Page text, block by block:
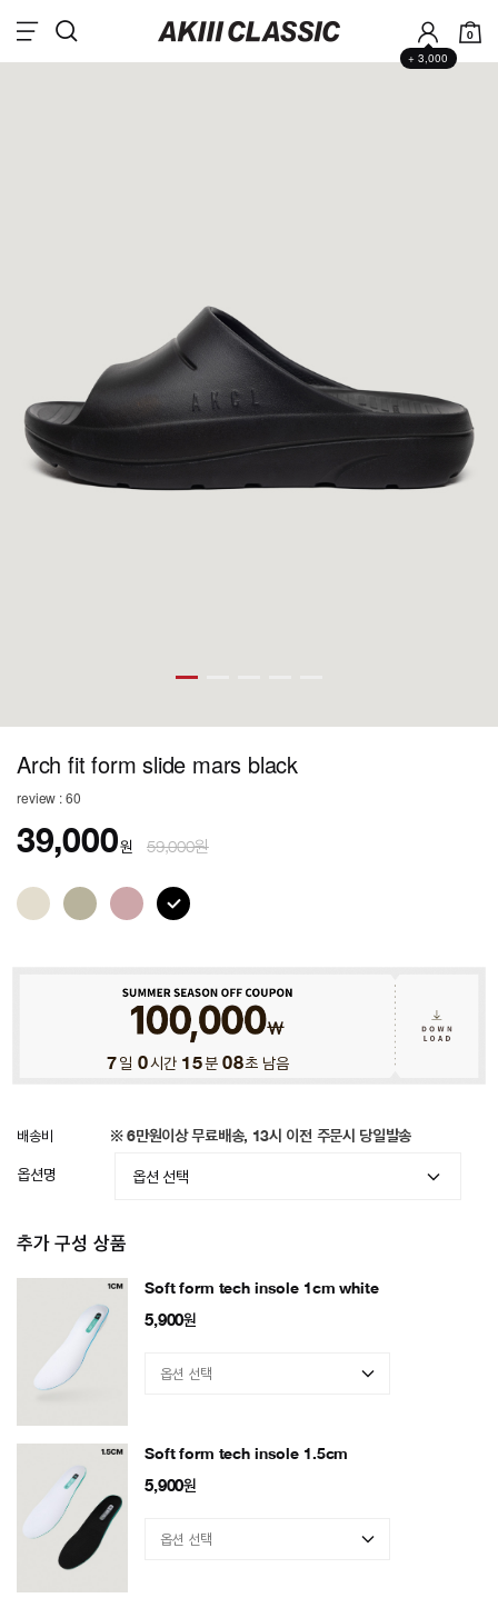
+ 3,000
0
Arch fit form slide mars black
review : 60
39,000원 59,000원
7일 0시간 15분 05초 남음
배송비 ※ 6만원이상 무료배송, 13시 이전 주문시 당일발송
옵션명
추가 구성 상품
Soft form tech insole 1cm white
5,900원
Soft form tech insole 1.5cm
5,900원